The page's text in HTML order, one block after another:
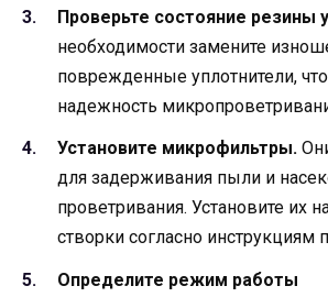
Проверьте состояние резины
необходимости замените
поврежденные уплотнители,
надежность
Установите микрофильтры.
для задерживания пыли и
проветривания. Установите их
створки согласно инструкциям
Определите режим работы